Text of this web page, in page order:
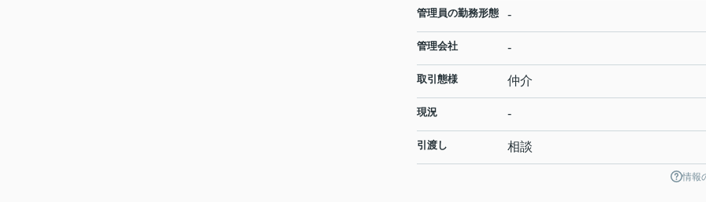
管理員の勤務形態 -
管理会社 -
取引態様 仲介
現況 -
引渡し 相談
情報